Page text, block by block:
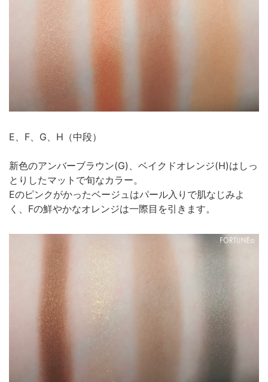
E、F、G、H（中段）
新色のアンバーブラウン(G)、ベイクドオレンジ(H)はしっ
とりしたマットで旬なカラー。
Eのピンクがかったベージュはパール入りで肌なじみよ
く、Fの鮮やかなオレンジは一際目を引きます。